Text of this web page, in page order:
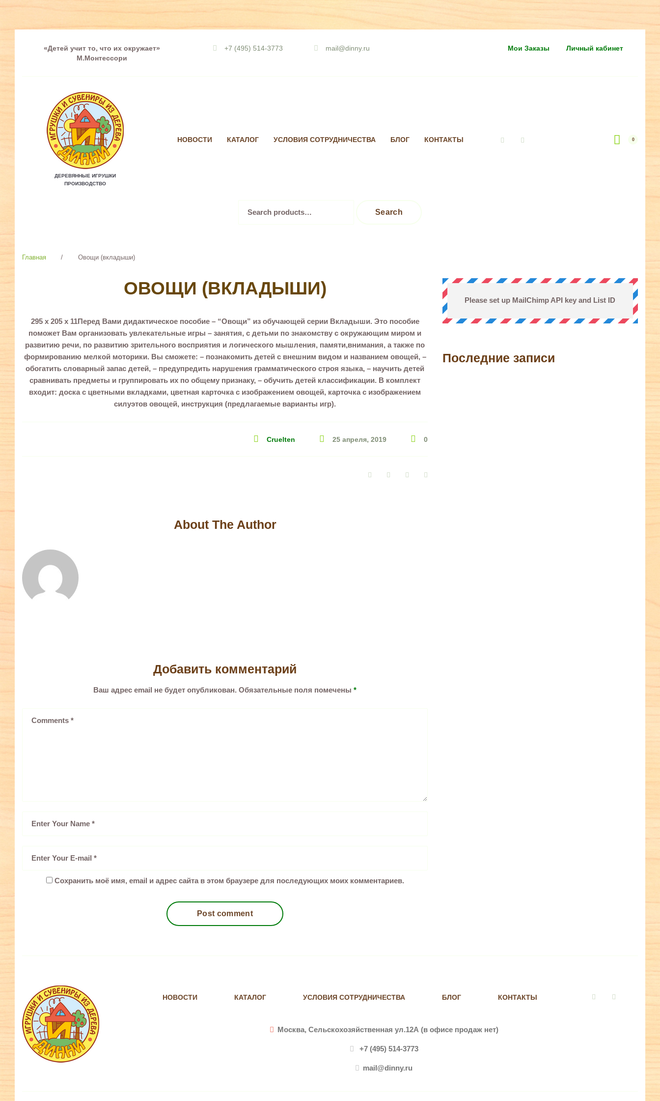
to
«Детей учит то, что их окружает»
М.Монтессори
+7 (495) 514-3773 mail@dinny.ru Мои Заказы Личный кабинет
ДЕРЕВЯННЫЕ ИГРУШКИ
ПРОИЗВОДСТВО
НОВОСТИ КАТАЛОГ УСЛОВИЯ СОТРУДНИЧЕСТВА БЛОГ КОНТАКТЫ 0
for:
Search
Главная / Овощи (вкладыши)
ОВОЩИ (ВКЛАДЫШИ)
295 х 205 х 11Перед Вами дидактическое пособие – “Овощи” из обучающей серии Вкладыши. Это пособие
поможет Вам организовать увлекательные игры – занятия, с детьми по знакомству с окружающим миром и
развитию речи, по развитию зрительного восприятия и логического мышления, памяти,внимания, а также по
формированию мелкой моторики. Вы сможете: – познакомить детей с внешним видом и названием овощей, –
обогатить словарный запас детей, – предупредить нарушения грамматического строя языка, – научить детей
сравнивать предметы и группировать их по общему признаку, – обучить детей классификации. В комплект
входит: доска с цветными вкладками, цветная карточка с изображением овощей, карточка с изображением
силуэтов овощей, инструкция (предлагаемые варианты игр).
Cruelten 25 апреля, 2019 0
FacebookTwitter Google+
About The Author
Добавить комментарий
Ваш адрес email не будет опубликован. Обязательные поля помечены *
Сохранить моё имя, email и адрес сайта в этом браузере для последующих моих комментариев.
Please set up MailChimp API key and List ID
Последние записи
НОВОСТИ КАТАЛОГ УСЛОВИЯ СОТРУДНИЧЕСТВА БЛОГ КОНТАКТЫ
Москва, Сельскохозяйственная ул.12А (в офисе продаж нет)
+7 (495) 514-3773
mail@dinny.ru